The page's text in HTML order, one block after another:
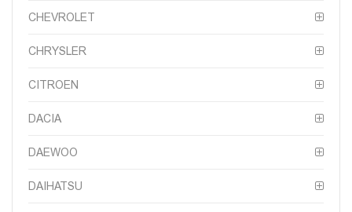
CHEVROLET
CHRYSLER
CITROEN
DACIA
DAEWOO
DAIHATSU